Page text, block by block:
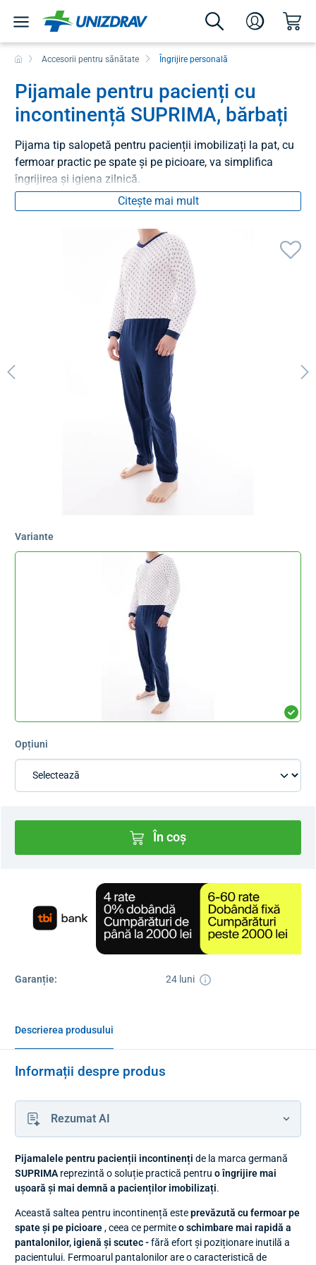
Accesorii pentru sănătate Îngrijire personală
Pijamale pentru pacienți cu
incontinență SUPRIMA, bărbați
Pijama tip salopetă pentru pacienții imobilizați la pat, cu
fermoar practic pe spate și pe picioare, va simplifica
îngrijirea și igiena zilnică.
Citește mai mult
Variante
Opțiuni
În coș
Garanție: 24 luni
Descrierea produsului
Informații despre produs
Rezumat AI
Pijamalele pentru pacienții incontinenți de la marca germană
SUPRIMA reprezintă o soluție practică pentru o îngrijire mai
ușoară și mai demnă a pacienților imobilizați.
Această saltea pentru incontinență esteprevăzută cu fermoar pe
spate și pe picioare, ceea ce permiteo schimbare mai rapidă a
pantalonilor, igienă și scutec -fără efort și poziționare inutilă a
pacientului. Fermoarul pantalonilor are o caracteristică de